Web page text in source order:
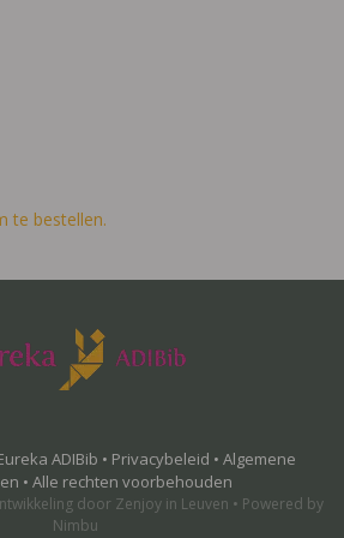
te bestellen.
ADIBib • Privacybeleid • Algemene
• Alle rechten voorbehouden
door Zenjoy in Leuven • Powered by
Nimbu